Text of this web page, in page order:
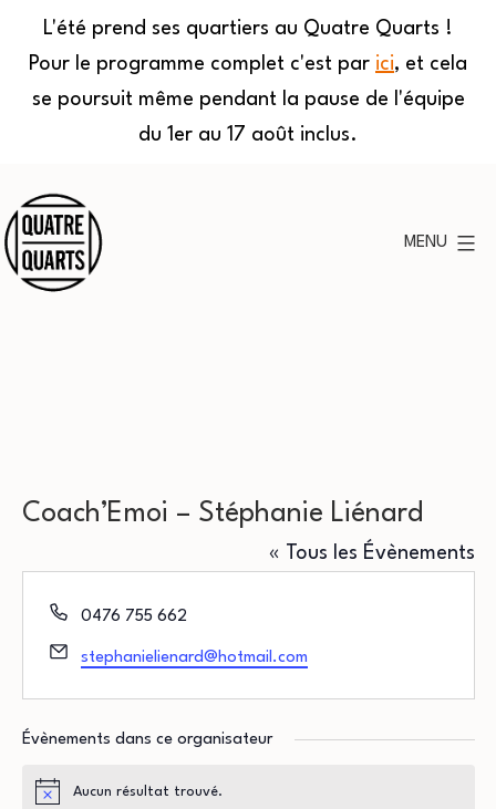
L'été prend ses quartiers au Quatre Quarts !
Pour le programme complet c'est par ici, et cela
se poursuit même pendant la pause de l'équipe
du 1er au 17 août inclus.
au
contenu
MENU
Coach’Emoi – Stéphanie Liénard
« Tous les Évènements
Téléphone
0476 755 662
Email
stephanielienard@hotmail.com
Évènements dans ce organisateur
Notice
Aucun résultat trouvé.